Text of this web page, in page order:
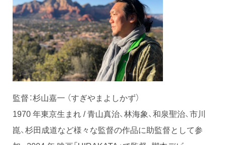
監督：杉⼭嘉⼀ （すぎやまよしかず）
1970 年東京⽣まれ / ⻘⼭真治、林海象、和泉聖治、市川
崑、杉⽥成道など様々な監督の作品に助監督として参